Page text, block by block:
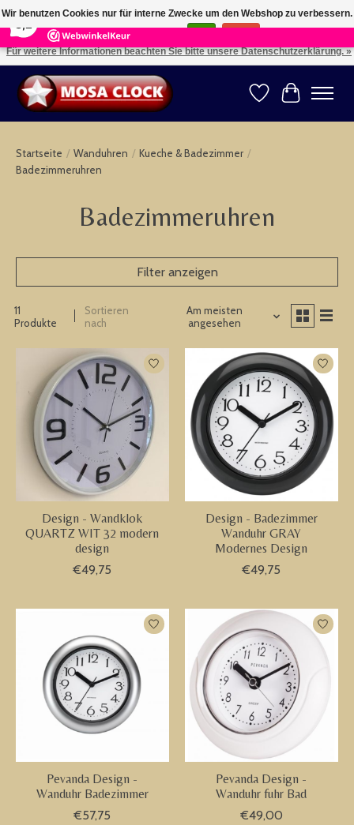
164 Reviews ×
Kies uw taal: NL -- Wählen Sie ihre Sprache: DE -- Choose your language: EN ⇓ ⇒
Wunschzettel
Ihr
Startseite / Wanduhren / Kueche & Badezimmer /
Badezimmeruhren
Badezimmeruhren
Filter anzeigen
11
Produkte
Sortieren
nach
Am meisten
angesehen
Design - Wandklok
QUARTZ WIT 32 modern
design
€49,75
Design - Badezimmer
Wanduhr GRAY
Modernes Design
€49,75
Pevanda Design -
Wanduhr Badezimmer
€57,75
Pevanda Design -
Wanduhr fuhr Bad
€49,00
Wir benutzen Cookies nur für interne Zwecke um den Webshop zu verbessern.
Ist das in Ordnung?
Für weitere Informationen beachten Sie bitte unsere Datenschutzerklärung. »